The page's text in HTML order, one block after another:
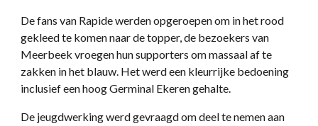
De fans van Rapide werden opgeroepen om in het rood
gekleed te komen naar de topper, de bezoekers van
Meerbeek vroegen hun supporters om massaal af te
zakken in het blauw. Het werd een kleurrijke bedoening
inclusief een hoog Germinal Ekeren gehalte.
De jeugdwerking werd gevraagd om deel te nemen aan